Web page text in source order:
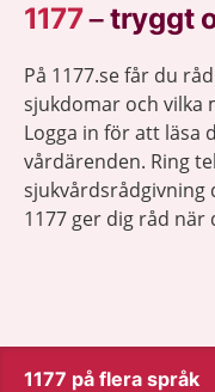
1177–tryggt
På 1177.se får du
sjukdomar och vilka
Logga in för att läsa
vårdärenden. Ring
sjukvårdsrådgivning
1177 ger dig råd när
1177 på flera språk